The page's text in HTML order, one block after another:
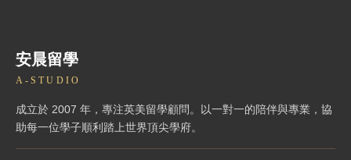
安晨留學
A-STUDIO
成立於 2007 年，專注英美留學顧問。以一對一的陪伴與專業，協
助每一位學子順利踏上世界頂尖學府。